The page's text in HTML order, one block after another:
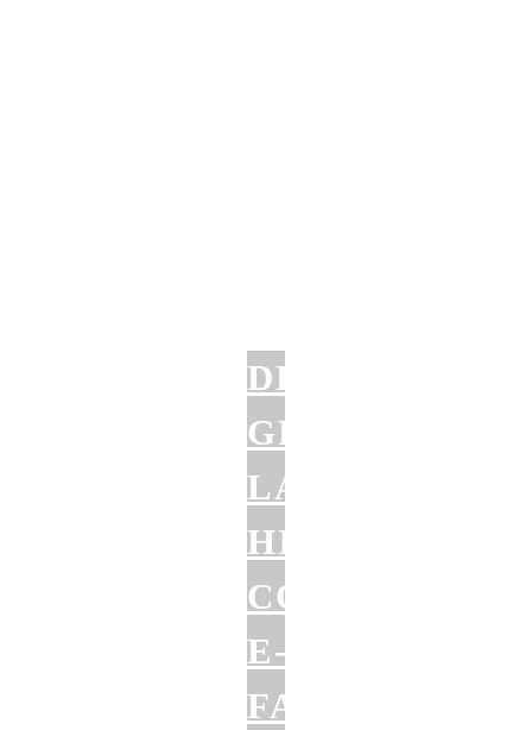
DER
GROSSE L
IMIWAY C
OBRA E
-F
ATBIKE (